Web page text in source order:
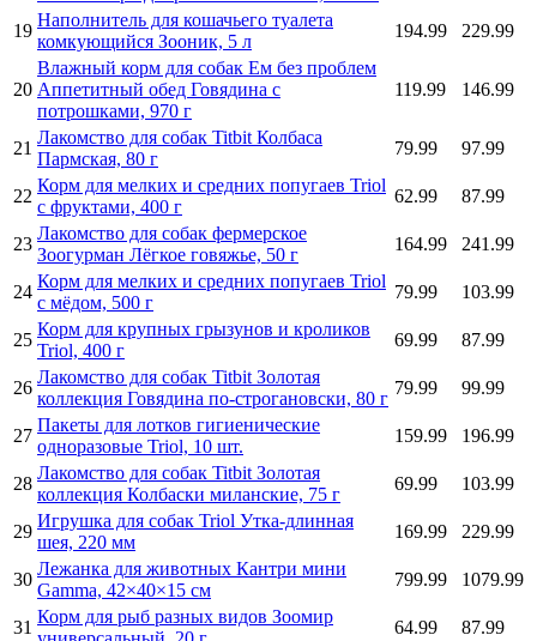
19
Наполнитель для кошачьего туалета
комкующийся Зооник, 5 л
194.99 229.99
20
Влажный корм для собак Ем без проблем
Аппетитный обед Говядина с
потрошками, 970 г
119.99 146.99
21
Лакомство для собак Titbit Колбаса
Пармская, 80 г
79.99 97.99
22
Корм для мелких и средних попугаев Triol
с фруктами, 400 г
62.99 87.99
23
Лакомство для собак фермерское
Зоогурман Лёгкое говяжье, 50 г
164.99 241.99
24
Корм для мелких и средних попугаев Triol
с мёдом, 500 г
79.99 103.99
25
Корм для крупных грызунов и кроликов
Triol, 400 г
69.99 87.99
26
Лакомство для собак Titbit Золотая
коллекция Говядина по-строгановски, 80 г
79.99 99.99
27
Пакеты для лотков гигиенические
одноразовые Triol, 10 шт.
159.99 196.99
28
Лакомство для собак Titbit Золотая
коллекция Колбаски миланские, 75 г
69.99 103.99
29
Игрушка для собак Triol Утка-длинная
шея, 220 мм
169.99 229.99
30
Лежанка для животных Кантри мини
Gamma, 42×40×15 см
799.99 1079.99
31
Корм для рыб разных видов Зоомир
64.99 87.99